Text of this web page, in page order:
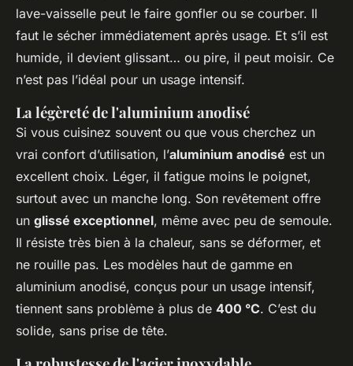
lave-vaisselle peut le faire gonfler ou se courber. Il
faut le sécher immédiatement après usage. Et s’il est
humide, il devient glissant… ou pire, il peut moisir. Ce
n’est pas l’idéal pour un usage intensif.
La légèreté de l'aluminium anodisé
Si vous cuisinez souvent ou que vous cherchez un
vrai confort d’utilisation, l’aluminium anodisé est un
excellent choix. Léger, il fatigue moins le poignet,
surtout avec un manche long. Son revêtement offre
un glissé exceptionnel, même avec peu de semoule.
Il résiste très bien à la chaleur, sans se déformer, et
ne rouille pas. Les modèles haut de gamme en
aluminium anodisé, conçus pour un usage intensif,
tiennent sans problème à plus de 400 °C. C’est du
solide, sans prise de tête.